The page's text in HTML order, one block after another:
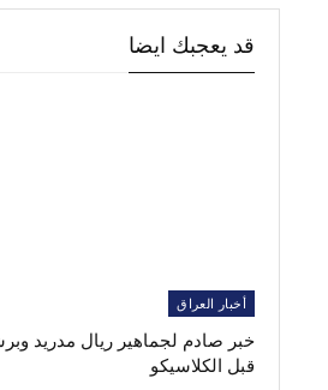
قد يعجبك ايضا
أخبار العراق
خبر صادم لجماهير ريال مدريد
قبل الكلاسيكو